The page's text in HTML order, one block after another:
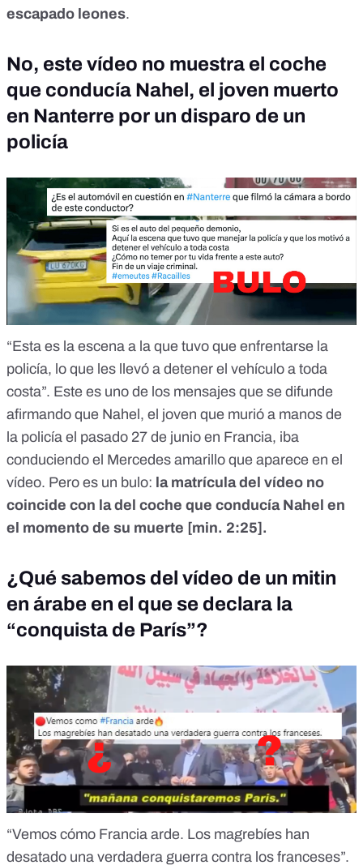
escapado leones.
No, este vídeo no muestra el coche
que conducía Nahel, el joven muerto
en Nanterre por un disparo de un
policía
“Esta es la escena a la que tuvo que enfrentarse la
policía, lo que les llevó a detener el vehículo a toda
costa”. Este es uno de los mensajes que se difunde
afirmando que Nahel, el joven que murió a manos de
la policía el pasado 27 de junio en Francia, iba
conduciendo el Mercedes amarillo que aparece en el
vídeo. Pero es un bulo: la matrícula del vídeo no
coincide con la del coche que conducía Nahel en
el momento de su muerte [min. 2:25].
¿Qué sabemos del vídeo de un mitin
en árabe en el que se declara la
“conquista de París”?
“Vemos cómo Francia arde. Los magrebíes han
desatado una verdadera guerra contra los franceses”.